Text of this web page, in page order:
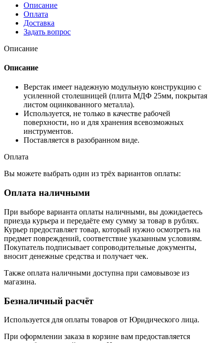
Описание
Оплата
Доставка
Задать вопрос
Описание
Описание
Верстак имеет надежную модульную конструкцию с
усиленной столешницей (плита МДФ 25мм, покрытая
листом оцинкованного металла).
Используется, не только в качестве рабочей
поверхности, но и для хранения всевозможных
инструментов.
Поставляется в разобранном виде.
Оплата
Вы можете выбрать один из трёх вариантов оплаты:
Оплата наличными
При выборе варианта оплаты наличными, вы дожидаетесь
приезда курьера и передаёте ему сумму за товар в рублях.
Курьер предоставляет товар, который нужно осмотреть на
предмет повреждений, соответствие указанным условиям.
Покупатель подписывает сопроводительные документы,
вносит денежные средства и получает чек.
Также оплата наличными доступна при самовывозе из
магазина.
Безналичный расчёт
Используется для оплаты товаров от Юридического лица.
При оформлении заказа в корзине вам предоставляется